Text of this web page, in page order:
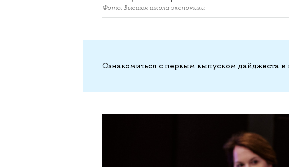
Фото: Высшая школа экономики
Ознакомиться с первым выпуском дайджеста